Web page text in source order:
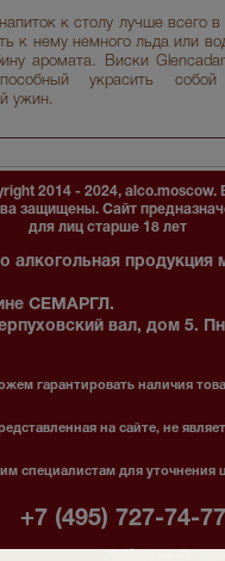
к столу лучше всего
к нему немного льда или
аромата. Виски
украсить
ужин.
2014 - 2024, alco.moscow.
защищены. Сайт
для лиц старше 18 лет
алкогольная продукция
СЕМАРГЛ.
вал, дом 5.
гарантировать наличия
на сайте, не
специалистам для уточнения
+7 (495) 727-74-77